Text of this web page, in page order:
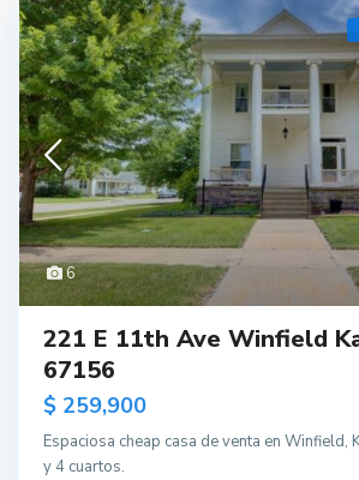
6
221 E 11th Ave Winfield
67156
$ 259,900
Espaciosa cheap casa de venta en Winfield,
y 4 cuartos.